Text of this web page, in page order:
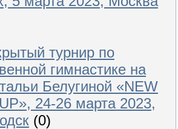
турнир по
гимнастике на
Белугиной «NEW
24-26 марта 2023,
(0)